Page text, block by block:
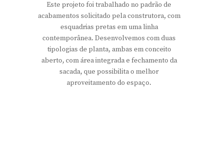
Este projeto foi trabalhado no padrão de
acabamentos solicitado pela construtora, com
esquadrias pretas em uma linha
contemporânea. Desenvolvemos com duas
tipologias de planta, ambas em conceito
aberto, com área integrada e fechamento da
sacada, que possibilita o melhor
aproveitamento do espaço.